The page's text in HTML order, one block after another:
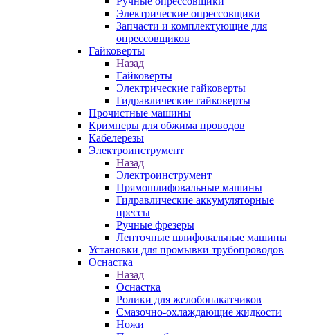
Электрические опрессовщики
Запчасти и комплектующие для
опрессовщиков
Гайковерты
Назад
Гайковерты
Электрические гайковерты
Гидравлические гайковерты
Прочистные машины
Кримперы для обжима проводов
Кабелерезы
Электроинструмент
Назад
Электроинструмент
Прямошлифовальные машины
Гидравлические аккумуляторные
прессы
Ручные фрезеры
Ленточные шлифовальные машины
Установки для промывки трубопроводов
Оснастка
Назад
Оснастка
Ролики для желобонакатчиков
Смазочно-охлаждающие жидкости
Ножи